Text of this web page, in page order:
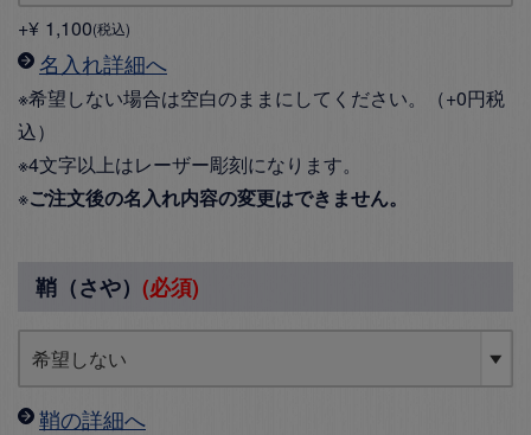
+¥ 1,100 税込
名入れ詳細へ
※希望しない場合は空白のままにしてください。（+0円税
込）
※4文字以上はレーザー彫刻になります。
※ご注文後の名入れ内容の変更はできません。
鞘（さや） (必須)
鞘の詳細へ